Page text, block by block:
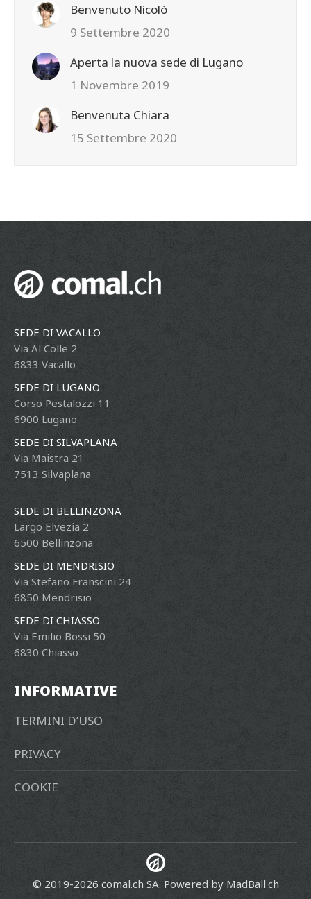
Benvenuto Nicolò
9 Settembre 2020
Aperta la nuova sede di Lugano
1 Novembre 2019
Benvenuta Chiara
15 Settembre 2020
SEDE DI VACALLO
Via Al Colle 2
6833 Vacallo
SEDE DI LUGANO
Corso Pestalozzi 11
6900 Lugano
SEDE DI SILVAPLANA
Via Maistra 21
7513 Silvaplana
SEDE DI BELLINZONA
Largo Elvezia 2
6500 Bellinzona
SEDE DI MENDRISIO
Via Stefano Franscini 24
6850 Mendrisio
SEDE DI CHIASSO
Via Emilio Bossi 50
6830 Chiasso
INFORMATIVE
TERMINI D’USO
PRIVACY
COOKIE
© 2019-2026 comal.ch SA. Powered by MadBall.ch